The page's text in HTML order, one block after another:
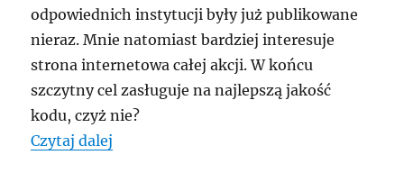
odpowiednich instytucji były już publikowane
nieraz. Mnie natomiast bardziej interesuje
strona internetowa całej akcji. W końcu
szczytny cel zasługuje na najlepszą jakość
kodu, czyż nie?
Czytaj dalej